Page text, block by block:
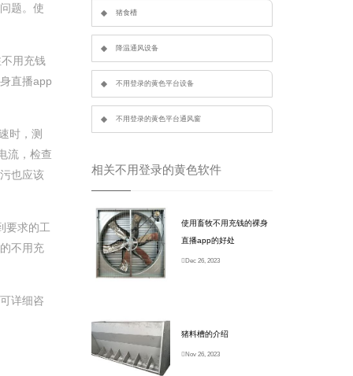
。使
用充钱
身直播app
，测
，检查
污也应该
要求的工
的不用充
详细咨
猪食槽
降温通风设备
不用登录的黄色平台设备
不用登录的黄色平台通风窗
相关不用登录的黄色软件
使用畜牧不用充钱的裸身
直播app的好处
Dec 26, 2023
猪料槽的介绍
Nov 26, 2023